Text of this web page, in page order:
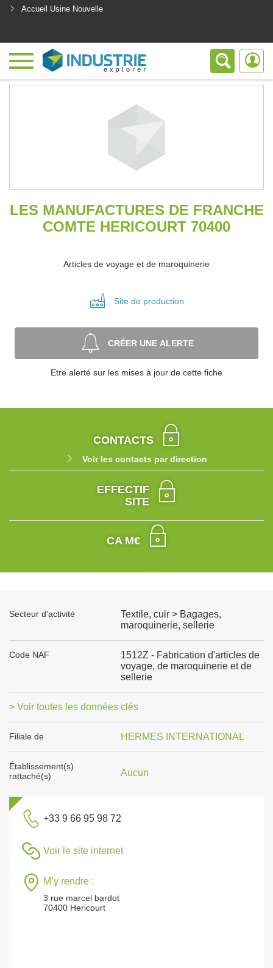
Accueil Usine Nouvelle
LES MANUFACTURES DE FRANCHE
COMTE HERICOURT 70400
Articles de voyage et de maroquinerie
Site de production
CRÉER UNE ALERTE
Etre alerté sur les mises à jour de cette fiche
CONTACTS
Voir les contacts par direction
EFFECTIF
SITE
CA M€
Secteur d'activité
Textile, cuir > Bagages,
maroquinerie, sellerie
Code NAF
1512Z - Fabrication d'articles de
voyage, de maroquinerie et de
sellerie
> Voir toutes les données clés
Filiale de HERMES INTERNATIONAL
Établissement(s)
rattaché(s)
Aucun
+33 9 66 95 98 72
Voir le site internet
M’y rendre :
3 rue marcel bardot
70400 Hericourt